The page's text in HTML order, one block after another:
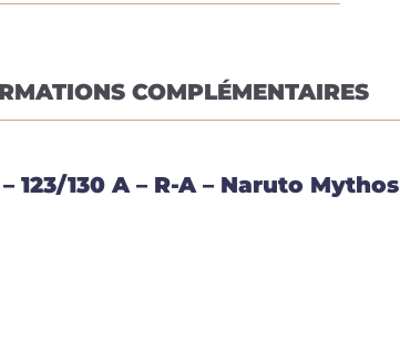
COMPLÉMENTAIRES
123/130 A – R-A – Naruto Mythos